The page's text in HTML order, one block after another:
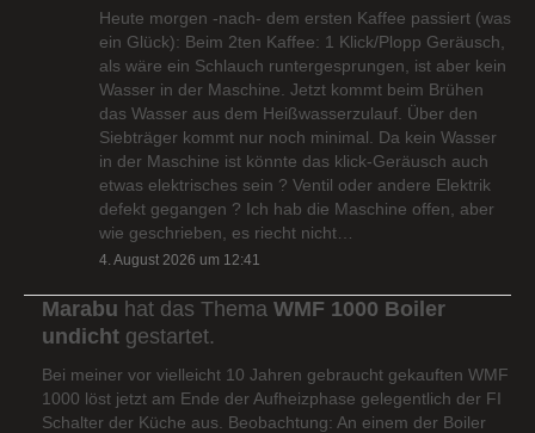
Heute morgen -nach- dem ersten Kaffee passiert (was
ein Glück): Beim 2ten Kaffee: 1 Klick/Plopp Geräusch,
als wäre ein Schlauch runtergesprungen, ist aber kein
Wasser in der Maschine. Jetzt kommt beim Brühen
das Wasser aus dem Heißwasserzulauf. Über den
Siebträger kommt nur noch minimal. Da kein Wasser
in der Maschine ist könnte das klick-Geräusch auch
etwas elektrisches sein ? Ventil oder andere Elektrik
defekt gegangen ? Ich hab die Maschine offen, aber
wie geschrieben, es riecht nicht…
4. August 2026 um 12:41
Marabu hat das Thema WMF 1000 Boiler
undicht gestartet.
Bei meiner vor vielleicht 10 Jahren gebraucht gekauften WMF
1000 löst jetzt am Ende der Aufheizphase gelegentlich der FI
Schalter der Küche aus. Beobachtung: An einem der Boiler